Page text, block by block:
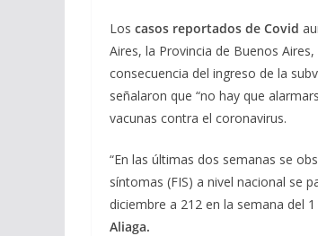
Los casos reportados de Covid
Aires, la Provincia de Buenos
consecuencia del ingreso de la
señalaron que “no hay que
vacunas contra el coronavirus.
“En las últimas dos semanas se
síntomas (FIS) a nivel nacional se
diciembre a 212 en la semana del
Aliaga.